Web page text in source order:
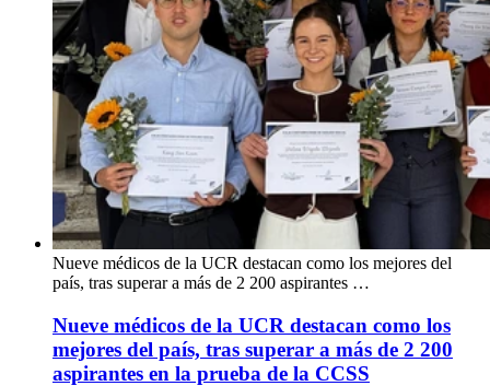
Nueve médicos de la UCR destacan como los mejores del
país, tras superar a más de 2 200 aspirantes …
Nueve médicos de la UCR destacan como los
mejores del país, tras superar a más de 2 200
aspirantes en la prueba de la CCSS